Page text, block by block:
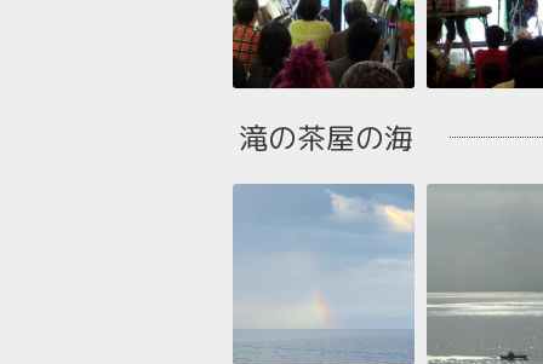
滝の茶屋の海